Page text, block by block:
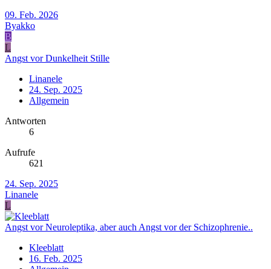
09. Feb. 2026
Byakko
B
L
Angst vor Dunkelheit Stille
Linanele
24. Sep. 2025
Allgemein
Antworten
6
Aufrufe
621
24. Sep. 2025
Linanele
L
Angst vor Neuroleptika, aber auch Angst vor der Schizophrenie..
Kleeblatt
16. Feb. 2025